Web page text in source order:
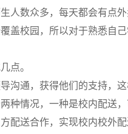
人数众多，每天都会有点
盖校园，所以对于熟悉自
点。
沟通，获得他们的支持，
种情况，一种是校内配送
配送合作，实现校内校外